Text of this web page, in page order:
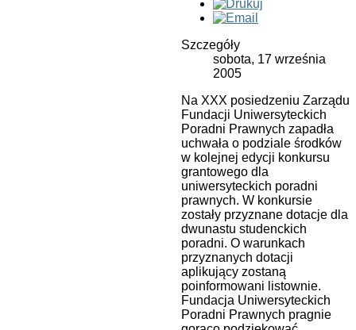
Szczegóły
sobota, 17 września
2005
Na XXX posiedzeniu Zarządu
Fundacji Uniwersyteckich
Poradni Prawnych zapadła
uchwała o podziale środków
w kolejnej edycji konkursu
grantowego dla
uniwersyteckich poradni
prawnych. W konkursie
zostały przyznane dotacje dla
dwunastu studenckich
poradni. O warunkach
przyznanych dotacji
aplikujący zostaną
poinformowani listownie.
Fundacja Uniwersyteckich
Poradni Prawnych pragnie